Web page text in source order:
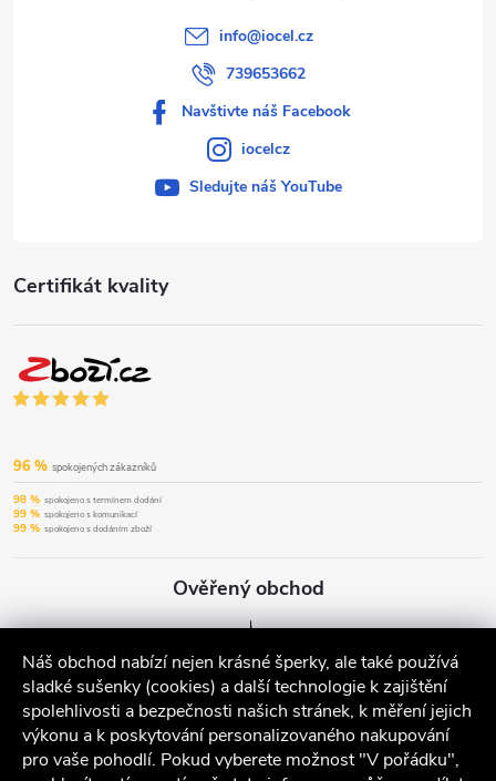
Náš obchod nabízí nejen krásné šperky, ale také používá
sladké sušenky (cookies) a další technologie k zajištění
spolehlivosti a bezpečnosti našich stránek, k měření jejich
výkonu a k poskytování personalizovaného nakupování
pro vaše pohodlí. Pokud vyberete možnost "V pořádku",
Certifikát kvality
96 % spokojených zákazníků
98 % spokojeno s termínem dodání
99 % spokojeno s komunikací
99 % spokojeno s dodáním zboží
Ověřený obchod
info@iocel.cz
739653662
Navštivte náš Facebook
iocelcz
Sledujte náš YouTube